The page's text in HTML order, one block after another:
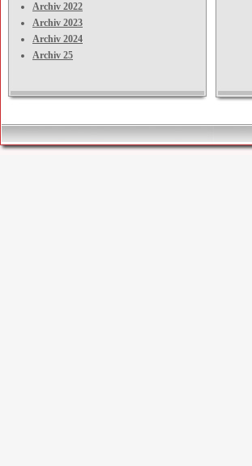
Archiv 2022
Archiv 2023
Archiv 2024
Archiv 25